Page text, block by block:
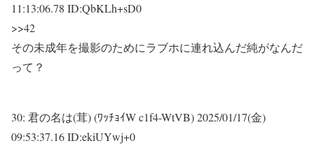
11:13:06.78 ID:QbKLh+sD0
>>42
その未成年を撮影のためにラブホに連れ込んだ純がなんだ
って？
30: 君の名は(茸) (ﾜｯﾁｮｲW c1f4-WtVB)2025/01/17(金)
09:53:37.16 ID:ekiUYwj+0